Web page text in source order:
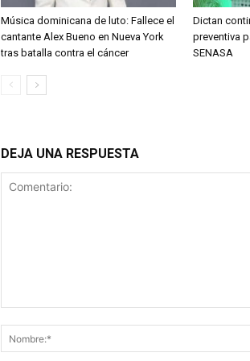
Música dominicana de luto: Fallece el
cantante Alex Bueno en Nueva York
tras batalla contra el cáncer
Dictan
preventiva
SENASA
DEJA UNA RESPUESTA